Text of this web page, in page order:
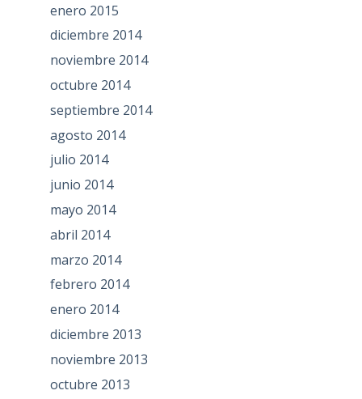
enero 2015
diciembre 2014
noviembre 2014
octubre 2014
septiembre 2014
agosto 2014
julio 2014
junio 2014
mayo 2014
abril 2014
marzo 2014
febrero 2014
enero 2014
diciembre 2013
noviembre 2013
octubre 2013